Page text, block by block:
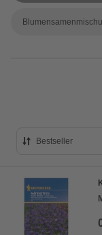
Bestseller
Preis
Preis